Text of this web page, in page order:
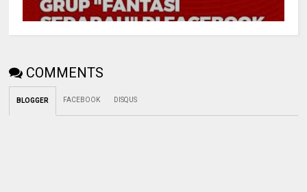
COMMENTS
BLOGGER FACEBOOK DISQUS